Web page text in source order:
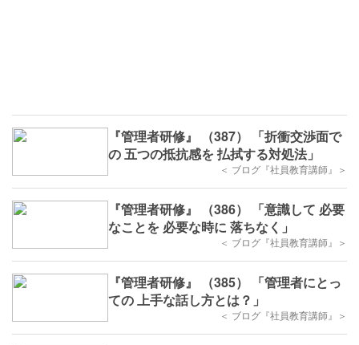
『管理者研修』 （387） 「折衝交渉面で
の 五つの抵抗感を 払拭する対処法」
＜ ブログ『社員教育講師』＞
『管理者研修』 （386） 「意識して 必要
なことを 必要な時に 落ちなく」
＜ ブログ『社員教育講師』＞
『管理者研修』 （385） 「管理者にとっ
ての 上手な話し方とは？」
＜ ブログ『社員教育講師』＞